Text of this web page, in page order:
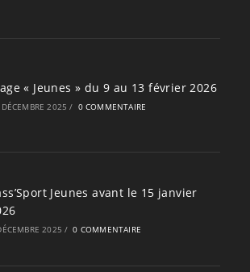
« Jeunes » du 9 au 13 février 2026
2025 / 0 COMMENTAIRE
Jeunes avant le 15 janvier
2025 / 0 COMMENTAIRE